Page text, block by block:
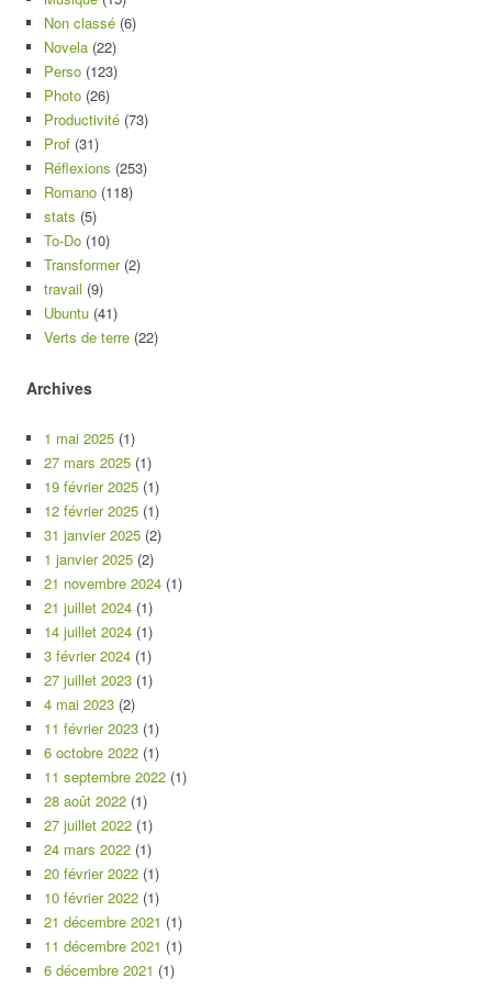
Non classé (6)
Novela (22)
Perso (123)
Photo (26)
Productivité (73)
Prof (31)
Réflexions (253)
Romano (118)
stats (5)
To-Do (10)
Transformer(2)
travail (9)
Ubuntu (41)
Verts de terre (22)
Archives
1 mai 2025 (1)
27 mars 2025 (1)
19 février 2025 (1)
12 février 2025 (1)
31 janvier 2025 (2)
1 janvier 2025 (2)
21 novembre 2024 (1)
21 juillet 2024 (1)
14 juillet 2024 (1)
3 février 2024 (1)
27 juillet 2023 (1)
4 mai 2023 (2)
11 février 2023 (1)
6 octobre 2022 (1)
11 septembre 2022 (1)
28 août 2022 (1)
27 juillet 2022 (1)
24 mars 2022 (1)
20 février 2022 (1)
10 février 2022 (1)
21 décembre 2021 (1)
11 décembre 2021 (1)
6 décembre 2021 (1)